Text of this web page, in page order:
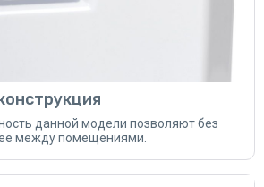
данной модели позволяют без
между помещениями.